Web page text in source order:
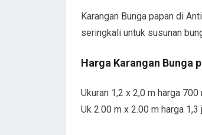
Karangan Bunga papan di
seringkali untuk susunan
Harga Karangan Bunga
Ukuran 1,2 x 2,0 m harga 700
Uk 2.00 m x 2.00 m harga 1,3